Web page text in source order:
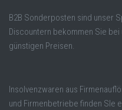
B2B Sonderposten sind unser
Discountern bekommen Sie
günstigen Preisen.
Insolvenzwaren aus
und Firmenbetriebe finden SIe